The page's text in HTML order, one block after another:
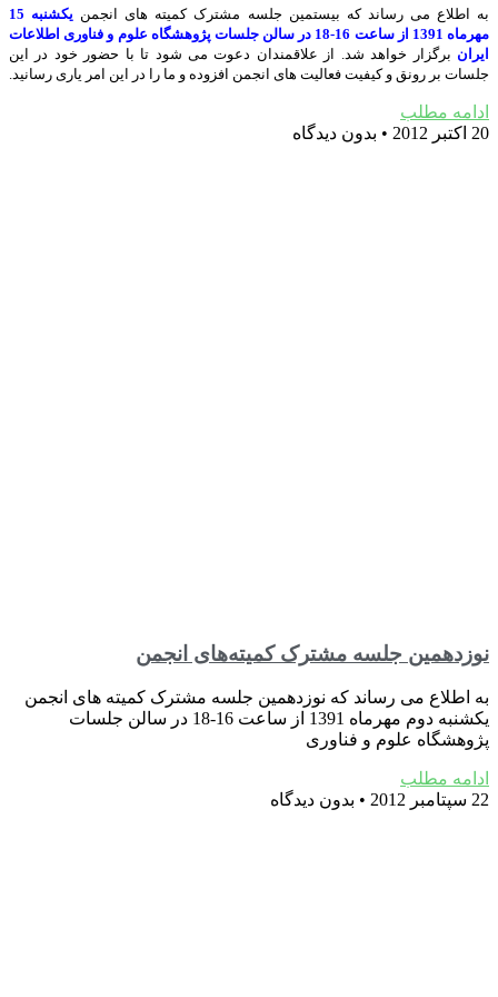
به اطلاع می رساند که بیستمین جلسه مشترک کمیته های انجمن
یکشنبه 15
مهرماه 1391 از ساعت 16-18 در سالن جلسات پژوهشگاه علوم و فناوری اطلاعات
ایران برگزار خواهد شد. از علاقمندان دعوت می شود تا با حضور خود در این
جلسات بر رونق و کیفیت فعالیت های انجمن افزوده و ما را در این امر یاری رسانید.
ادامه مطلب
20 اکتبر 2012
بدون دیدگاه
نوزدهمین جلسه مشترک کمیته‌های انجمن‎
به اطلاع می رساند که نوزدهمین جلسه مشترک کمیته های انجمن
یکشنبه دوم مهرماه 1391 از ساعت 16-18 در سالن جلسات
پژوهشگاه علوم و فناوری
ادامه مطلب
22 سپتامبر 2012
بدون دیدگاه